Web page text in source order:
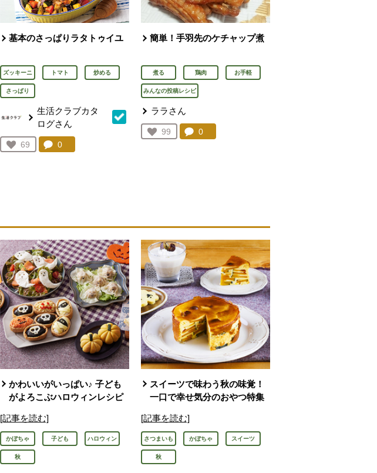
基本のさっぱりラタトゥイユ
ズッキーニ トマト 炒める
さっぱり
生活クラブカタ
ログさん
お気に入り登録：
69
人が登録
コメント：
0件。コメントを見る。
簡単！手羽先のケチャップ煮
煮る 鶏肉 お手軽
みんなの投稿レシピ
ララさん
お気に入り登録：
99
人が登録
コメント：
0件。コメントを見る。
かわいいがいっぱい♪ 子ども
がよろこぶハロウィンレシピ
[記事を読む]
かぼちゃ 子ども ハロウィン
秋
スイーツで味わう秋の味覚！
一口で幸せ気分のおやつ特集
[記事を読む]
さつまいも かぼちゃ スイーツ
秋